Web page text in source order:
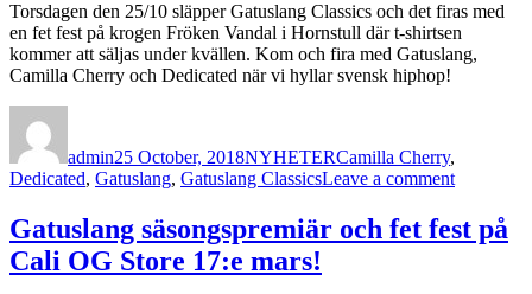
Torsdagen den 25/10 släpper Gatuslang Classics och det firas med
en fet fest på krogen Fröken Vandal i Hornstull där t-shirtsen
kommer att säljas under kvällen. Kom och fira med Gatuslang,
Camilla Cherry och Dedicated när vi hyllar svensk hiphop!
admin25 October, 2018NYHETERCamilla Cherry,
Dedicated, Gatuslang, Gatuslang ClassicsLeave a commenton
Classics
releasefest
Gatuslang säsongspremiär och fet fest på
Cali OG Store 17:e mars!